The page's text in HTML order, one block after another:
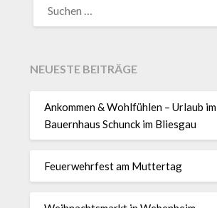
NACH:
NEUESTE BEITRÄGE
Ankommen & Wohlfühlen – Urlaub im
Bauernhaus Schunck im Bliesgau
Feuerwehrfest am Muttertag